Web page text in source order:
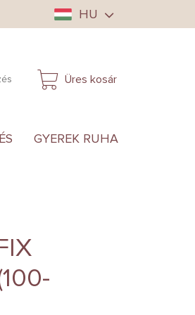
HU
KOSÁR
Üres kosár
GYEREK RUHA